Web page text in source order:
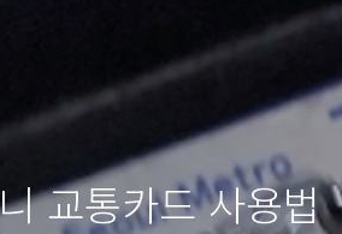
교통카드 사용법